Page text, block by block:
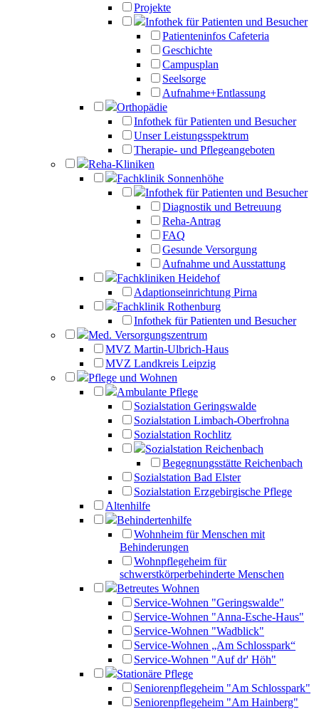
Projekte
Infothek für Patienten und Besucher
Patienteninfos Cafeteria
Geschichte
Campusplan
Seelsorge
Aufnahme+Entlassung
Orthopädie
Infothek für Patienten und Besucher
Unser Leistungsspektrum
Therapie- und Pflegeangeboten
Reha-Kliniken
Fachklinik Sonnenhöhe
Infothek für Patienten und Besucher
Diagnostik und Betreuung
Reha-Antrag
FAQ
Gesunde Versorgung
Aufnahme und Ausstattung
Fachkliniken Heidehof
Adaptionseinrichtung Pirna
Fachklinik Rothenburg
Infothek für Patienten und Besucher
Med. Versorgungszentrum
MVZ Martin-Ulbrich-Haus
MVZ Landkreis Leipzig
Pflege und Wohnen
Ambulante Pflege
Sozialstation Geringswalde
Sozialstation Limbach-Oberfrohna
Sozialstation Rochlitz
Sozialstation Reichenbach
Begegnungsstätte Reichenbach
Sozialstation Bad Elster
Sozialstation Erzgebirgische Pflege
Altenhilfe
Behindertenhilfe
Wohnheim für Menschen mit
Behinderungen
Wohnpflegeheim für
schwerstkörperbehinderte Menschen
Betreutes Wohnen
Service-Wohnen "Geringswalde"
Service-Wohnen "Anna-Esche-Haus"
Service-Wohnen "Wadblick"
Service-Wohnen „Am Schlosspark“
Service-Wohnen "Auf dr' Höh"
Stationäre Pflege
Seniorenpflegeheim "Am Schlosspark"
Seniorenpflegeheim "Am Hainberg"